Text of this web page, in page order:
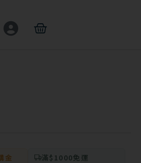
購
金 滿$1000免運